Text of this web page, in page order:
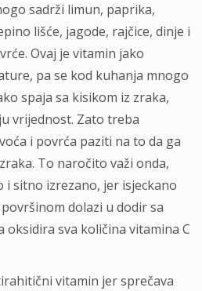
sadrži limun, paprika,
lišće, jagode, rajčice, dinje i
Ovaj je vitamin jako
pa se kod kuhanja mnogo
spaja sa kisikom iz zraka,
vrijednost. Zato treba
i povrća paziti na to da ga
To naročito važi onda,
i sitno izrezano, jer isjeckano
dolazi u dodir sa
oksidira sva količina vitamina C
vitamin jer sprečava